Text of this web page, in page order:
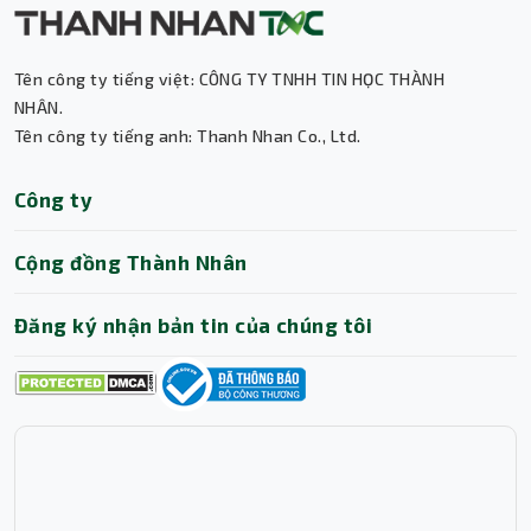
Tên công ty tiếng việt: CÔNG TY TNHH TIN HỌC THÀNH
NHÂN.
Tên công ty tiếng anh: Thanh Nhan Co., Ltd.
Công ty
Cộng đồng Thành Nhân
Đăng ký nhận bản tin của chúng tôi